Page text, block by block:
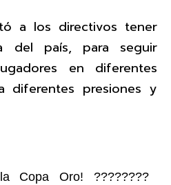
a los directivos tener
del país, para seguir
en diferentes
diferentes presiones y
Copa Oro! ????????